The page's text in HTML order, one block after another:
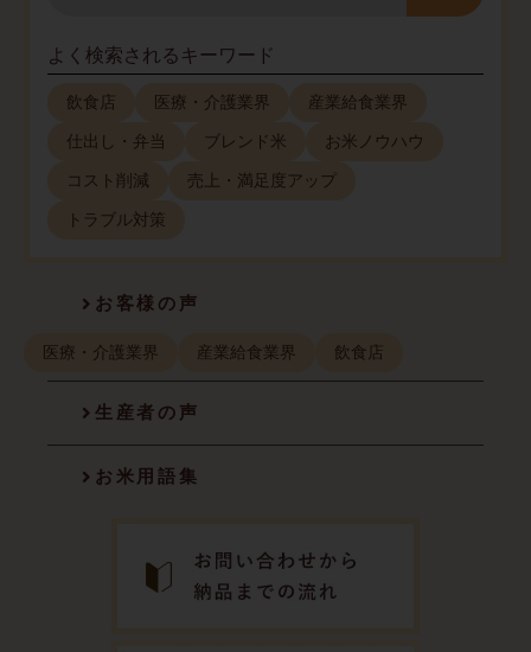
よく検索されるキーワード
飲食店 医療・介護業界 産業給食業界
仕出し・弁当 ブレンド米 お米ノウハウ
コスト削減 売上・満足度アップ
トラブル対策
お客様の声
医療・介護業界 産業給食業界 飲食店
生産者の声
お米用語集